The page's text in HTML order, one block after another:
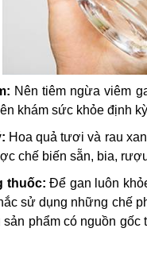
Nên tiêm ngừa viêm
khám sức khỏe định
Hoa quả tươi và rau
chế biến sẵn, bia,
thuốc: Để gan luôn
sử dụng những chế
sản phẩm có nguồn